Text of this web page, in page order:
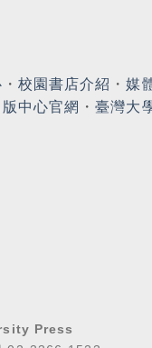
・ 校園書店介紹 ・媒
中心官網 ・臺灣大
Press